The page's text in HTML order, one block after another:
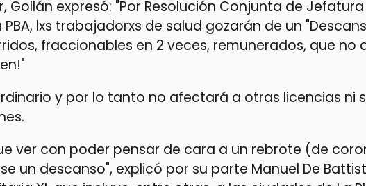
Gollán expresó: "Por Resolución Conjunta de
lxs trabajadorxs de salud gozarán de un
fraccionables en 2 veces, remunerados, que no
y por lo tanto no afectará a otras licencias ni
ver con poder pensar de cara a un rebrote (de
un descanso", explicó por su parte Manuel De